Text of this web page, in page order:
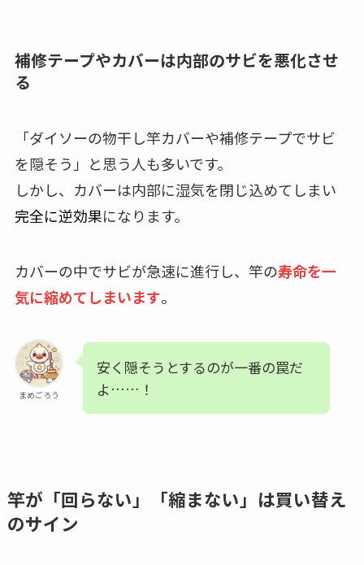
補修テープやカバーは内部のサビを悪化させ
る
「ダイソーの物干し竿カバーや補修テープでサビ
を隠そう」と思う人も多いです。
しかし、カバーは内部に湿気を閉じ込めてしまい
完全に逆効果になります。
カバーの中でサビが急速に進行し、竿の寿命を一
気に縮めてしまいます。
まめごろう
安く隠そうとするのが一番の罠だ
よ……！
竿が「回らない」「縮まない」は買い替え
のサイン